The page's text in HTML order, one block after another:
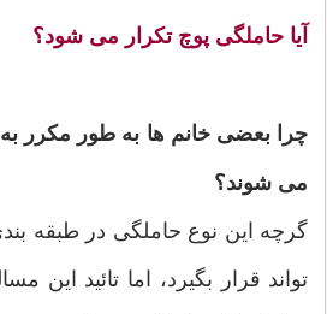
آیا حاملگی پوچ تکرار می شود؟
چرا بعضی خانم ها به طور مکرر به
می شوند؟
گرچه این نوع حاملگی در طبقه
تواند قرار بگیرد، اما تائید این